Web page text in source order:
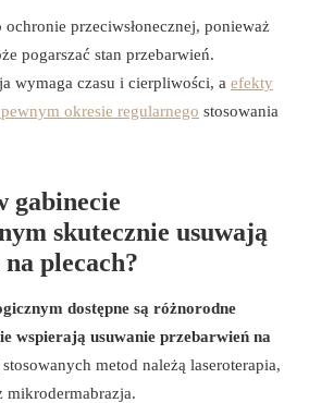
przeciwsłonecznej, ponieważ
pogarszać stan przebarwień.
wymaga czasu i cierpliwości, a efekty
okresie regularnego stosowania
gabinecie
skutecznie usuwają
plecach?
dostępne są różnorodne
wspierają usuwanie przebarwień na
metod należą laseroterapia,
mikrodermabrazja.